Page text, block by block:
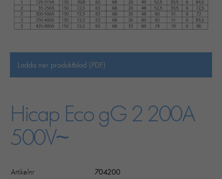
Ladda ner produktblad (PDF)
Hicap Eco gG 2 200A
500V~
Artikelnr
704200